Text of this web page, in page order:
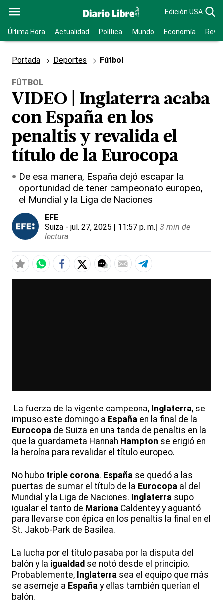
Edición USA
Última Hora Actualidad Política Mundo Economía
Portada Deportes Fútbol
FÚTBOL
VIDEO | Inglaterra acaba
con España en los
penaltis y revalida el
título de la Eurocopa
De esa manera, España dejó escapar la
oportunidad de tener campeonato europeo,
el Mundial y la Liga de Naciones
EFE
Suiza - jul. 27, 2025 | 11:57 p. m.| 3 min de
lectura
La fuerza de la vigente campeona, Inglaterra, se
impuso este domingo a España en la final de la
Eurocopa de Suiza en una tanda de penaltis en la
que la guardameta Hannah Hampton se erigió en
la heroína para revalidar el título europeo.
No hubo triple corona. España se quedó a las
puertas de sumar el título de la Eurocopa al del
Mundial y la Liga de Naciones. Inglaterra supo
igualar el tanto de Mariona Caldentey y aguantó
para llevarse con épica en los penaltis la final en el
St. Jakob-Park de Basilea.
La lucha por el título pasaba por la disputa del
balón y la igualdad se notó desde el principio.
Probablemente, Inglaterra sea el equipo que más
se asemeje a España y ellas también querían el
balón.